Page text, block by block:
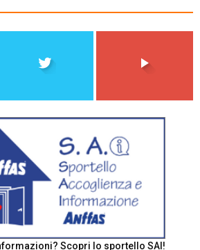
Scopri lo sportello SAI!